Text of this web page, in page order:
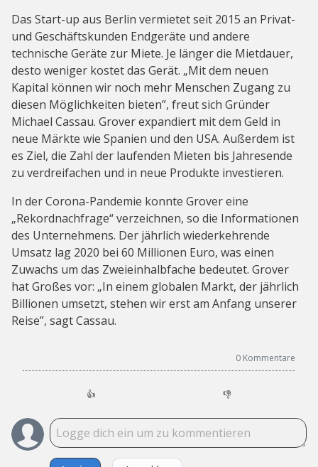
Das Start-up aus Berlin vermietet seit 2015 an Privat-
und Geschäftskunden Endgeräte und andere
technische Geräte zur Miete. Je länger die Mietdauer,
desto weniger kostet das Gerät. „Mit dem neuen
Kapital können wir noch mehr Menschen Zugang zu
diesen Möglichkeiten bieten”, freut sich Gründer
Michael Cassau. Grover expandiert mit dem Geld in
neue Märkte wie Spanien und den USA. Außerdem ist
es Ziel, die Zahl der laufenden Mieten bis Jahresende
zu verdreifachen und in neue Produkte investieren.
In der Corona-Pandemie konnte Grover eine
„Rekordnachfrage“ verzeichnen, so die Informationen
des Unternehmens. Der jährlich wiederkehrende
Umsatz lag 2020 bei 60 Millionen Euro, was einen
Zuwachs um das Zweieinhalbfache bedeutet. Grover
hat Großes vor: „In einem globalen Markt, der jährlich
Billionen umsetzt, stehen wir erst am Anfang unserer
Reise”, sagt Cassau.
0 Kommentare
👍 👎